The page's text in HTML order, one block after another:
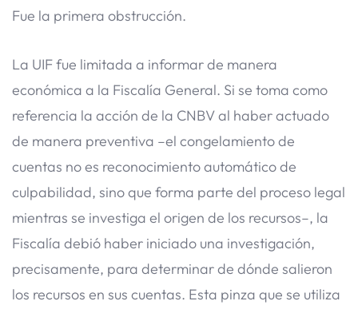
Fue la primera obstrucción.
La UIF fue limitada a informar de manera
económica a la Fiscalía General. Si se toma como
referencia la acción de la CNBV al haber actuado
de manera preventiva –el congelamiento de
cuentas no es reconocimiento automático de
culpabilidad, sino que forma parte del proceso legal
mientras se investiga el origen de los recursos–, la
Fiscalía debió haber iniciado una investigación,
precisamente, para determinar de dónde salieron
los recursos en sus cuentas. Esta pinza que se utiliza